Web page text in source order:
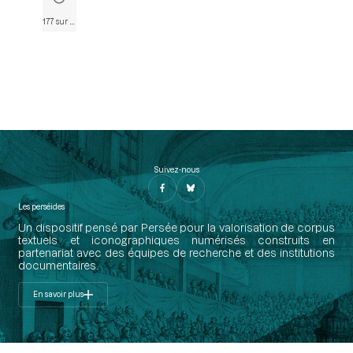
Suivez-nous
Les perséides
Un dispositif pensé par Persée pour la valorisation de corpus
textuels et iconographiques numérisés construits en
partenariat avec des équipes de recherche et des institutions
documentaires.
En savoir plus